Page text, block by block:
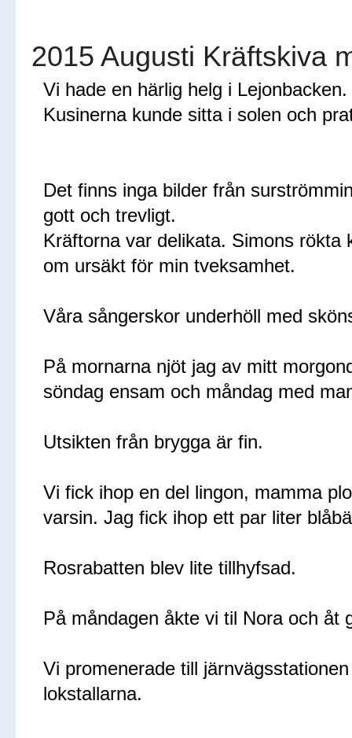
2015 Augusti Kräftskiva
Vi hade en härlig helg i Lejonbacken.
Kusinerna kunde sitta i solen och
Det finns inga bilder från
gott och trevligt.
Kräftorna var delikata. Simons
om ursäkt för min tveksamhet.
Våra sångerskor underhöll med
På mornarna njöt jag av mitt
söndag ensam och måndag med
Utsikten från brygga är fin.
Vi fick ihop en del lingon, mamma
varsin. Jag fick ihop ett par liter
Rosrabatten blev lite tillhyfsad.
På måndagen åkte vi til Nora och åt
Vi promenerade till
lokstallarna.